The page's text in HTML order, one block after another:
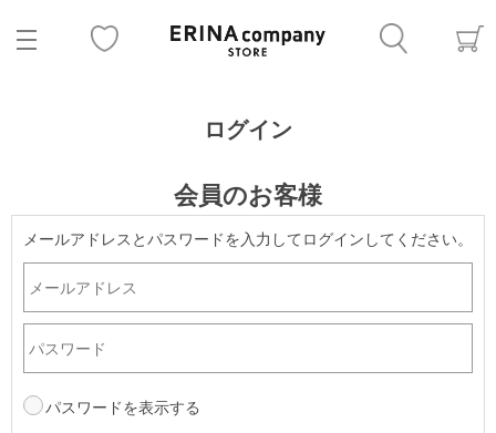
ログイン
会員のお客様
メールアドレスとパスワードを入力してログインしてください。
パスワードを表示する